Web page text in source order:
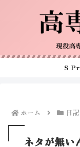
S
ホーム 日記
ネタが無